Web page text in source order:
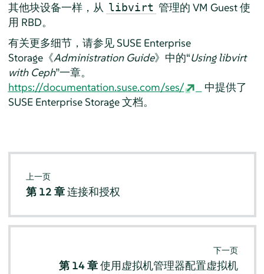
其他块设备一样，从 libvirt 管理的 VM Guest 使
用 RBD。
有关更多细节，请参见 SUSE Enterprise
Storage《Administration Guide》中的“Using libvirt
with Ceph”一章。
https://documentation.suse.com/ses/
中提供了
SUSE Enterprise Storage 文档。
上一页
第 12 章连接和授权
下一页
第 14 章使用虚拟机管理器配置虚拟机